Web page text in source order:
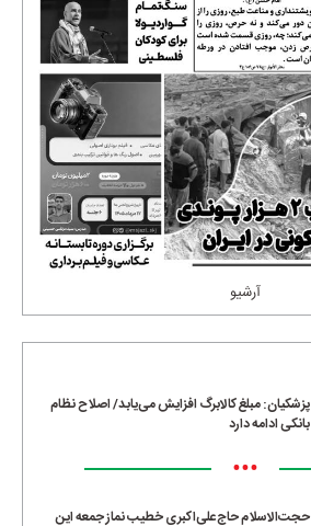
آرشیو
پزشکیان: مبلغ کالابرگ افزایش می‌یابد/ اصلاح نظام
بانکی ادامه دارد
•••
حجت‌الاسلام حاج‌علی‌اکبری خطیب نماز جمعه این